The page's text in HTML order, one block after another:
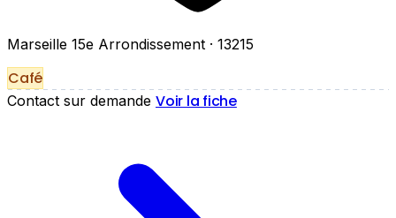
Marseille 15e Arrondissement · 13215
Café
Contact sur demande Voir la fiche